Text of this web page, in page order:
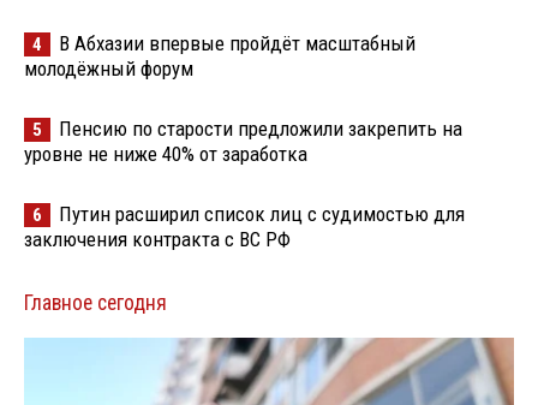
4
В Абхазии впервые пройдёт масштабный
молодёжный форум
5
Пенсию по старости предложили закрепить на
уровне не ниже 40% от заработка
6
Путин расширил список лиц с судимостью для
заключения контракта с ВС РФ
Главное сегодня